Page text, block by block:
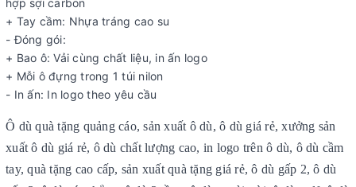
hợp sợi carbon
+ Tay cầm: Nhựa tráng cao su
- Đóng gói:
+ Bao ô: Vải cùng chất liệu, in ấn logo
+ Mỗi ô đựng trong 1 túi nilon
- In ấn: In logo theo yêu cầu
Ô dù quà tặng quảng cáo, sản xuất ô dù, ô dù giá rẻ, xưởng sản
xuất ô dù giá rẻ, ô dù chất lượng cao, in logo trên ô dù, ô dù cầm
tay, quà tặng cao cấp, sản xuất quà tặng giá rẻ, ô dù gấp 2, ô dù